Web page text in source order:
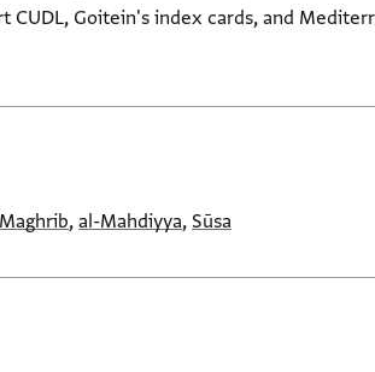
CUDL, Goitein's index cards, and
,al-Mahdiyya, Sūsa